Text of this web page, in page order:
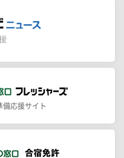
備応援サイト